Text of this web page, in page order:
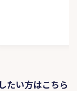
たい方はこちら